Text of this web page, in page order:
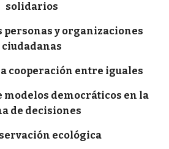
solidarios
personas y organizaciones
ciudadanas
cooperación entre iguales
modelos democráticos en la
de decisiones
ecológica